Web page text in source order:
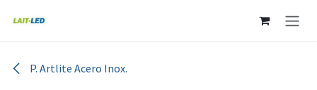
P. Artlite Acero Inox.